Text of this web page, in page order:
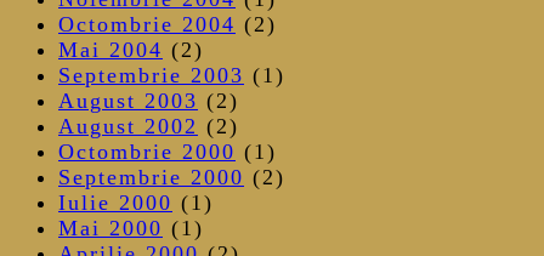
Octombrie 2004 (2)
Mai 2004 (2)
Septembrie 2003 (1)
August 2003 (2)
August 2002 (2)
Octombrie 2000 (1)
Septembrie 2000 (2)
Iulie 2000 (1)
Mai 2000 (1)